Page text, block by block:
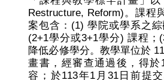
Restructure, Reform)。課程
案包含： (1) 學院或學系之綜
(2+1學分或3+1學分)課程；
降低必修學分。教學單位於
畫書，經審查通過後，得於
容；於113年1 月 31日前提